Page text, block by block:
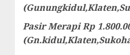
Pasir Merapi Rp